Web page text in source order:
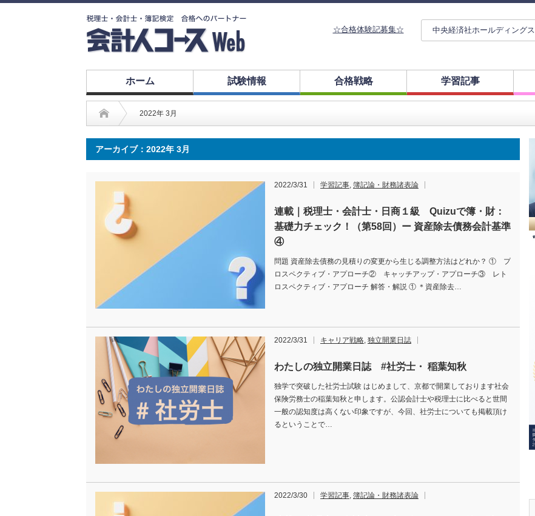
☆合格体験記募集☆ 中央経済社ホールディングス
ホーム 試験情報 合格戦略 学習記事
2022年 3月
アーカイブ：2022年 3月
2022/3/31 学習記事, 簿記論・財務諸表論
連載｜税理士・会計士・日商１級 Quizuで簿・財：
基礎力チェック！（第58回）ー 資産除去債務会計基準
④
問題 資産除去債務の見積りの変更から生じる調整方法はどれか？ ① プ
ロスペクティブ・アプローチ② キャッチアップ・アプローチ③ レト
ロスペクティブ・アプローチ 解答・解説 ① ＊資産除去…
2022/3/31 キャリア戦略, 独立開業日誌
わたしの独立開業日誌 #社労士・ 稲葉知秋
独学で突破した社労士試験 はじめまして、京都で開業しております社会
保険労務士の稲葉知秋と申します。公認会計士や税理士に比べると世間
一般の認知度は高くない印象ですが、今回、社労士についても掲載頂け
るということで…
2022/3/30 学習記事, 簿記論・財務諸表論